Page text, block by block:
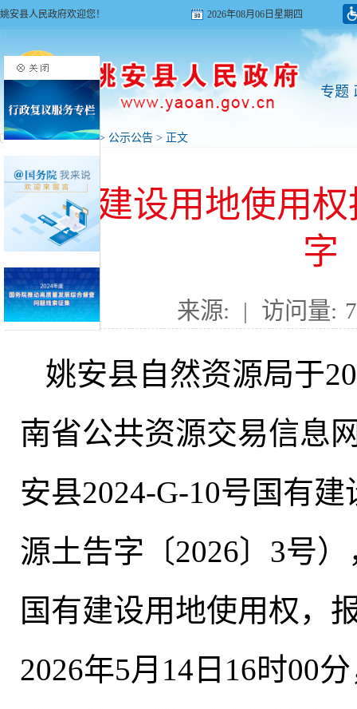
姚安县人民政府欢迎您！ 2026年08月06日星期四
专题
首页>政务公开> 公示公告 > 正文
国有建设用地使用
字
来源: | 访问量:
姚安县自然资源局于
南省公共资源交易信息
安县2024-G-10号国有
源土告字〔2026〕3号）
国有建设用地使用权，
2026年5月14日16时00分